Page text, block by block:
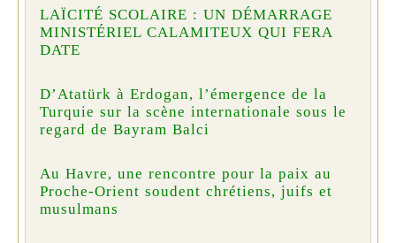
LAÏCITÉ SCOLAIRE : UN DÉMARRAGE
MINISTÉRIEL CALAMITEUX QUI FERA
DATE
D’Atatürk à Erdogan, l’émergence de la
Turquie sur la scène internationale sous le
regard de Bayram Balci
Au Havre, une rencontre pour la paix au
Proche-Orient soudent chrétiens, juifs et
musulmans